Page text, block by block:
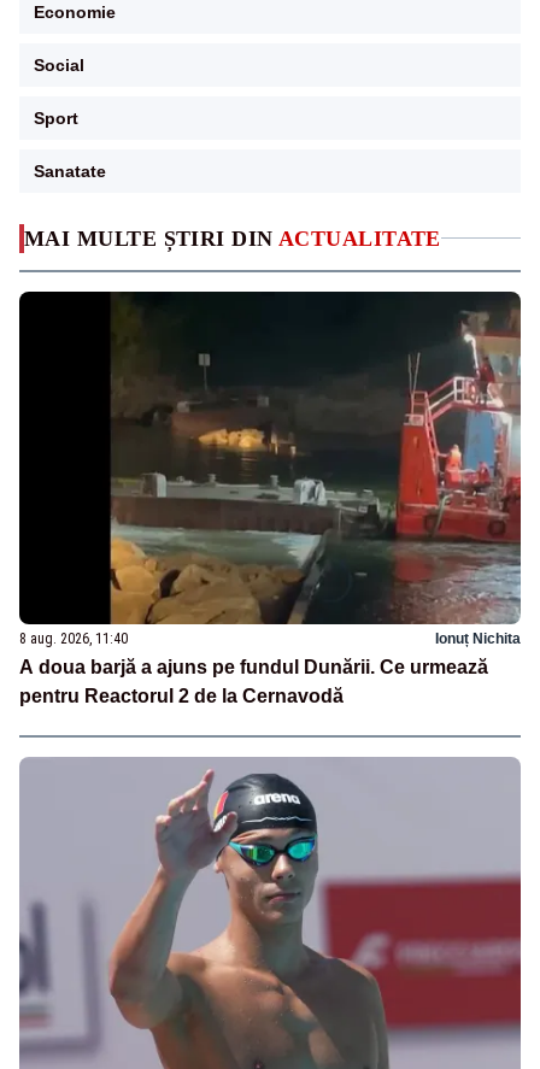
MAI MULTE ȘTIRI DIN ACTUALITATE
8 aug. 2026, 11:40 Ionuț Nichita
A doua barjă a ajuns pe fundul Dunării. Ce urmează
pentru Reactorul 2 de la Cernavodă
Economie
Social
Sport
Sanatate